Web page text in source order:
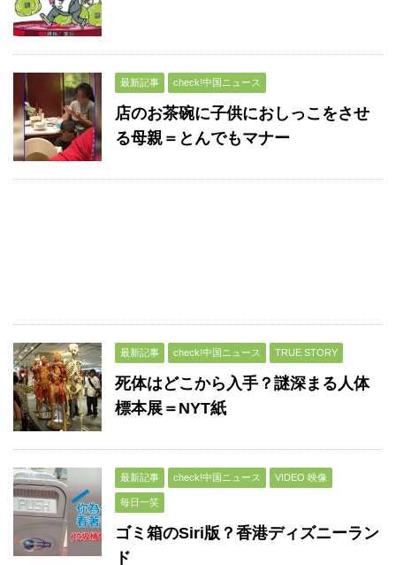
最新記事 check!中国ニュース
店のお茶碗に子供におしっこをさせ
る母親＝とんでもマナー
最新記事 check!中国ニュース TRUE STORY
死体はどこから入手？謎深まる人体
標本展＝NYT紙
最新記事 check!中国ニュース VIDEO 映像
毎日一笑
ゴミ箱のSiri版？香港ディズニーラン
ド